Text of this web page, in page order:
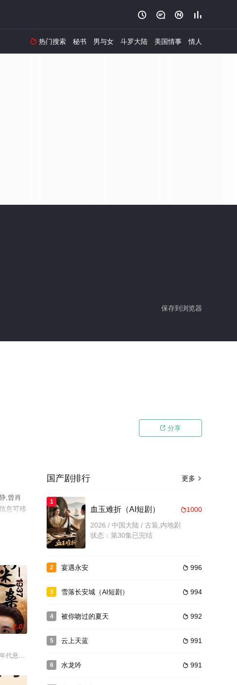
   
 热门搜索 秘书 男与女 斗罗大陆 美国情事 情人
保存到浏览器
 分享
,曾肖
息可移
。之后，文必正告别
在整体上能够更加丰富、完美，又不使观众感到剧情拖沓。
2.0
代悬疑破案剧。该剧讲述了日本侵华时期，在灯红酒绿的上海滩，大明星李梦露坠
更多 
国产剧排行
1
1000
血玉难折（AI短剧）
2026 / 中国大陆 / 古装,内地剧
状态：第30集已完结
2  996
宴遇永安
3  994
雪落长安城（AI短剧）
4  992
被你吻过的夏天
5  991
云上天蓝
6  991
水龙吟